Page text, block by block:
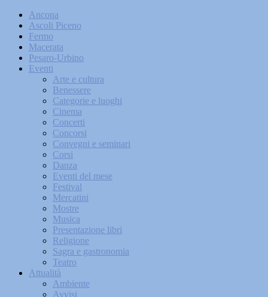
Ancona
Ascoli Piceno
Fermo
Macerata
Pesaro-Urbino
Eventi
Arte e cultura
Benessere
Categorie e luoghi
Cinema
Concerti
Concorsi
Convegni e seminari
Corsi
Danza
Eventi del mese
Festival
Mercatini
Mostre
Musica
Presentazione libri
Religione
Sagra e gastronomia
Teatro
Attualità
Ambiente
Avvisi